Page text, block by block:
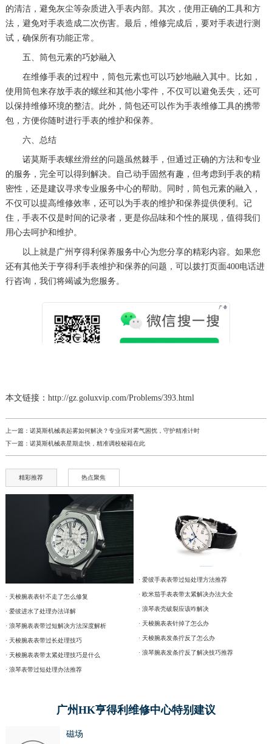
的清洁，避免灰尘等杂质进入手表内部。其次，使用正确的工具和方
法，避免对手表造成二次伤害。最后，维修完成后，要对手表进行测
试，确保所有功能正常。
五、筒包元素的巧妙融入
在维修手表的过程中，筒包元素也可以巧妙地融入其中。比如，
使用筒包来存放手表的螺丝和其他小零件，不仅可以避免丢失，还可
以保持维修环境的整洁。此外，筒包还可以作为手表维修工具的携带
包，方便你随时进行手表的维护和保养。
六、总结
诺莫斯手表螺丝滑丝的问题虽然棘手，但通过正确的方法和专业
的服务，完全可以得到解决。自己动手固然有趣，但考虑到手表的精
密性，还是建议寻求专业服务中心的帮助。同时，筒包元素的融入，
不仅可以提高维修效率，还可以为手表的维护和保养提供便利。记
住，手表不仅是时间的记录者，更是你品味和个性的展现，值得我们
用心去呵护和维护。
以上就是广州亨得利保养服务中心为您分享的精彩内容。如果您
还有其他关于亨得利手表维护和保养的问题，可以拨打页面400电话进
行咨询，我们将竭诚为您服务。
本文链接：http://gz.goluxvip.com/Problems/393.html
上一篇： 诺莫斯机械表起雾如何解决？专业应对雾气困扰，守护精准计时
下一篇： 诺莫斯机械表星期走快，精准调校秘籍在此
精彩推荐 热点聚焦
· 天梭腕表表针不走了怎么修复
· 爱彼进水了处理办法详解
· 浪琴腕表表带过短解决方法深度解析
· 天梭腕表表带过长处理技巧
· 天梭腕表表带太紧处理技巧是什么
· 浪琴表带过短处理办法推荐
· 爱彼手表表带过短处理方法推荐
· 欧米茄手表表带太紧解决办法大全
· 浪琴表壳破裂应该咋解决
· 天梭腕表表针掉了怎么办
· 天梭腕表发条拧反了怎么办
· 浪琴腕表发条拧反了解决技巧推荐
广州HK亨得利维修中心特别建议
磁场